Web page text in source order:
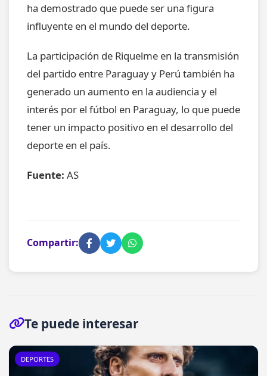
ha demostrado que puede ser una figura
influyente en el mundo del deporte.
La participación de Riquelme en la transmisión
del partido entre Paraguay y Perú también ha
generado un aumento en la audiencia y el
interés por el fútbol en Paraguay, lo que puede
tener un impacto positivo en el desarrollo del
deporte en el país.
Fuente: AS
Compartir:
Te puede interesar
DEPORTES